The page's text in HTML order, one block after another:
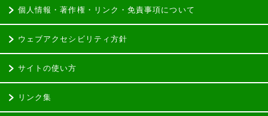
個人情報・著作権・リンク・免責事項について
ウェブアクセシビリティ方針
サイトの使い方
リンク集